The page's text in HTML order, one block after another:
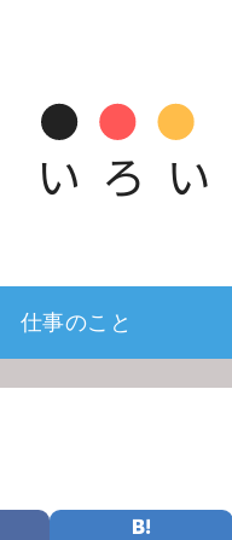
仕事のこと